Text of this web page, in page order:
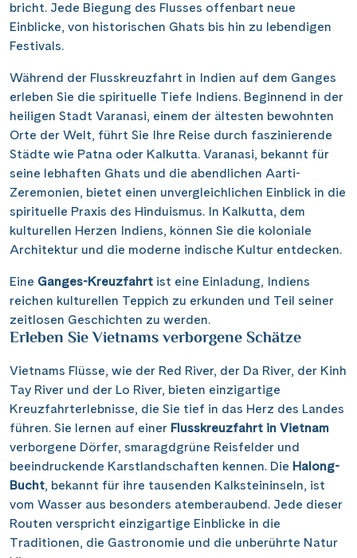
zwischen Tradition und Moderne schwebt. Beobachten
Sie, wie Gläubige rituelle Waschungen vollziehen,
während sich das Morgenlicht sanft über dem Wasser
bricht. Jede Biegung des Flusses offenbart neue
Einblicke, von historischen Ghats bis hin zu lebendigen
Festivals.
Während der Flusskreuzfahrt in Indien auf dem Ganges
erleben Sie die spirituelle Tiefe Indiens. Beginnend in der
heiligen Stadt Varanasi, einem der ältesten bewohnten
Orte der Welt, führt Sie Ihre Reise durch faszinierende
Städte wie Patna oder Kalkutta. Varanasi, bekannt für
seine lebhaften Ghats und die abendlichen Aarti-
Zeremonien, bietet einen unvergleichlichen Einblick in die
spirituelle Praxis des Hinduismus. In Kalkutta, dem
kulturellen Herzen Indiens, können Sie die koloniale
Architektur und die moderne indische Kultur entdecken.
EineGanges-Kreuzfahrtist eine Einladung, Indiens
reichen kulturellen Teppich zu erkunden und Teil seiner
zeitlosen Geschichten zu werden.
Erleben Sie Vietnams verborgene Schätze
Vietnams Flüsse, wie der Red River, der Da River, der Kinh
Tay River und der Lo River, bieten einzigartige
Kreuzfahrterlebnisse, die Sie tief in das Herz des Landes
führen. Sie lernen auf einerFlusskreuzfahrt in Vietnam
verborgene Dörfer, smaragdgrüne Reisfelder und
beeindruckende Karstlandschaften kennen. Die
Bucht, bekannt für ihre tausenden Kalksteininseln, ist